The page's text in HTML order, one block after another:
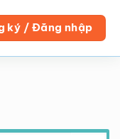
ký / Đăng nhập